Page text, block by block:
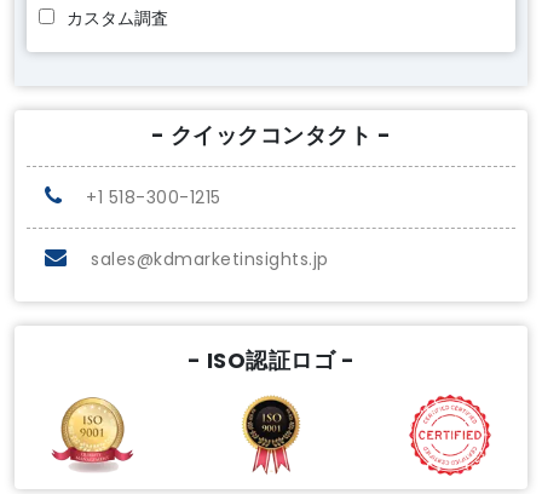
カスタム調査
- クイックコンタクト -
+1 518-300-1215
sales@kdmarketinsights.jp
- ISO認証ロゴ -